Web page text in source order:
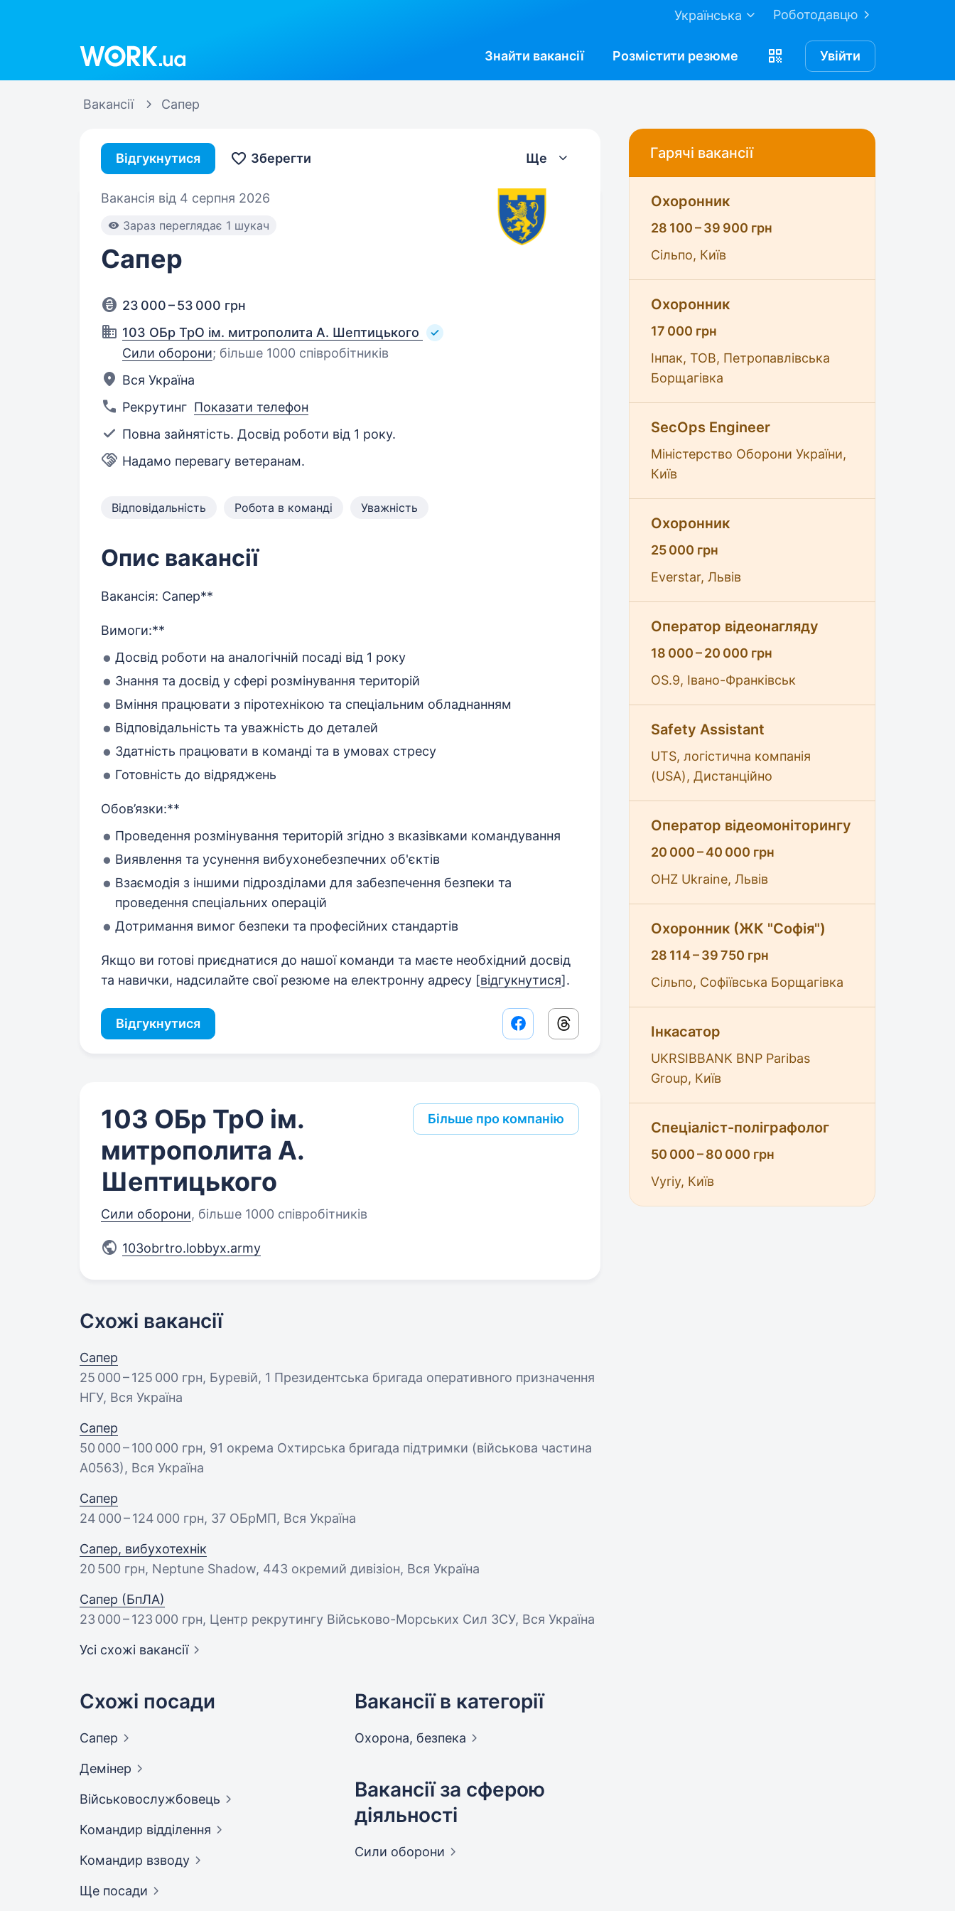
Роботодавцю
Українська
Знайти вакансії Розмістити резюме Увійти
Вакансії Сапер
Відгукнутися Зберегти Ще
Вакансія від 4 серпня 2026
Зараз переглядає 1 шукач
Сапер
23 000 – 53 000 грн
103 ОБр ТрО ім. митрополита А. Шептицького
Сили оборони; більше 1000 співробітників
Вся Україна
Рекрутинг Показати телефон
Повна зайнятість. Досвід роботи від 1 року.
Надамо перевагу ветеранам.
Відповідальність Робота в команді Уважність
Опис вакансії
Вакансія: Сапер**
Вимоги:**
Досвід роботи на аналогічній посаді від 1 року
Знання та досвід у сфері розмінування територій
Вміння працювати з піротехнікою та спеціальним обладнанням
Відповідальність та уважність до деталей
Здатність працювати в команді та в умовах стресу
Готовність до відряджень
Обов’язки:**
Проведення розмінування територій згідно з вказівками командування
Виявлення та усунення вибухонебезпечних об'єктів
Взаємодія з іншими підрозділами для забезпечення безпеки та
проведення спеціальних операцій
Дотримання вимог безпеки та професійних стандартів
Якщо ви готові приєднатися до нашої команди та маєте необхідний досвід
та навички, надсилайте свої резюме на електронну адресу [відгукнутися].
Відгукнутися Facebook share link
Threads share link
103 ОБр ТрО ім.
митрополита А.
Шептицького
Сили оборони, більше 1000 співробітників
Більше про компанію
103obrtro.lobbyx.army
Схожі вакансії
Сапер
25 000 – 125 000 грн, Буревій, 1 Президентська бригада оперативного призначення
НГУ, Вся Україна
Сапер
50 000 – 100 000 грн, 91 окрема Охтирська бригада підтримки (військова частина
А0563), Вся Україна
Сапер
24 000 – 124 000 грн, 37 ОБрМП, Вся Україна
Сапер, вибухотехнік
20 500 грн, Neptune Shadow, 443 окремий дивізіон, Вся Україна
Сапер (БпЛА)
23 000 – 123 000 грн, Центр рекрутингу Військово-Морських Сил ЗСУ, Вся Україна
Усі схожі вакансії
Схожі посади
Сапер
Демінер
Військовослужбовець
Командир відділення
Командир взводу
Ще посади
Вакансії в категорії
Охорона, безпека
Вакансії за сферою
діяльності
Сили оборони
Гарячі вакансії
Охоронник
28 100 – 39 900 грн
Сільпо, Київ
Охоронник
17 000 грн
Інпак, ТОВ, Петропавлівська
Борщагівка
SecOps Engineer
Міністерство Оборони України,
Київ
Охоронник
25 000 грн
Everstar, Львів
Оператор відеонагляду
18 000 – 20 000 грн
OS.9, Івано-Франківськ
Safety Assistant
UTS, логістична компанія
(USA), Дистанційно
Оператор відеомоніторингу
20 000 – 40 000 грн
OHZ Ukraine, Львів
Охоронник (ЖК "Софія")
28 114 – 39 750 грн
Сільпо, Софіївська Борщагівка
Інкасатор
UKRSIBBANK BNP Paribas
Group, Київ
Спеціаліст-поліграфолог
50 000 – 80 000 грн
Vyriy, Київ